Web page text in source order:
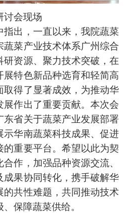
讨会现场
出，一直以来，我院蔬菜
菜产业技术体系广州综合
资源、聚力技术突破，在
特色新品种选育和轻简高
得了显著成效，为推动华
作出了重要贡献。本次会
省关于蔬菜产业发展部署
示华南蔬菜科技成果、促进
重要平台。希望以此为契
作，加强品种资源交流、
成果协同转化，携手破解华
共性难题，共同推动技术
保障蔬菜供给。